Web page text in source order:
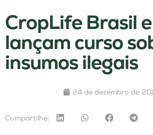
CropLife Brasil
lançam curso
insumos ilegais
24 de dezembro de
Compartilhe: